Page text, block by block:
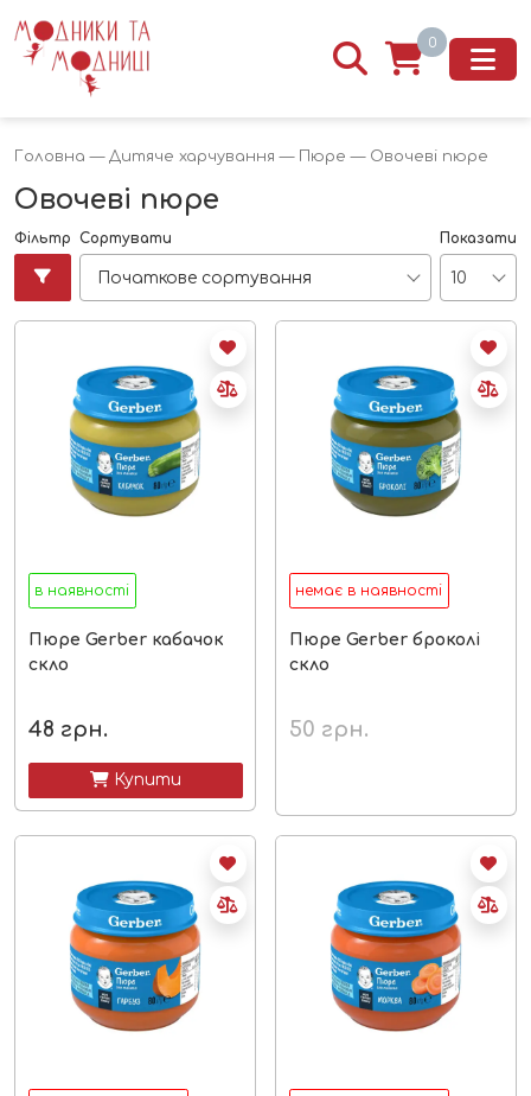
0
Головна — Дитяче харчування — Пюре — Овочеві пюре
Овочеві пюре
Фільтр Сортувати
Початкове сортування
Показати
10
в наявності
Пюре Gerber кабачок
скло
48 грн.
 Купити
немає в наявності
Пюре Gerber броколі
скло
50 грн.